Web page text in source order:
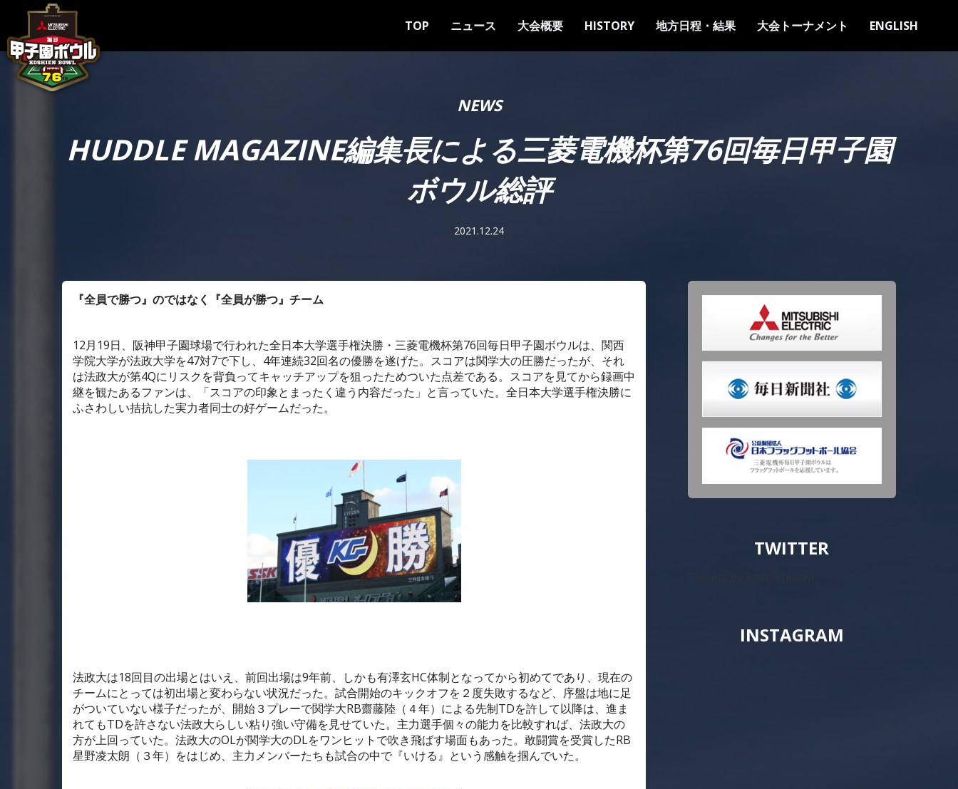
TOP ニュース 大会概要 HISTORY 地方日程・結果 大会トーナメント ENGLISH
NEWS
HUDDLE MAGAZINE編集長による三菱電機杯第76回毎日甲子園
ボウル総評
2021.12.24
『全員で勝つ』のではなく『全員が勝つ』チーム
12月 19日、阪神甲子園球場で行われた全日本大学選手権決勝・三菱電機杯第76回毎日甲子園ボウルは、関西
学院大学が法政大学を47対7で下し、 4年連続32回名の優勝を遂げた。スコアは関学大の圧勝だったが、それ
は法政大が第4Qにリスクを背負ってキャッチアップを狙ったためついた点差である。スコアを見てから録画中
継を観たあるファンは、「スコアの印象とまったく違う内容だった」と言っていた。全日本大学選手権決勝に
ふさわしい拮抗した実力者同士の好ゲームだった。
法政大は18回目の出場とはいえ、前回出場は9年前、しかも有澤玄HC体制となってから初めてであり、現在の
チームにとっては初出場と変わらない状況だった。試合開始のキックオフを２度失敗するなど、序盤は地に足
がついていない様子だったが、開始３プレーで関学大RB齋藤陸（４年）による先制TDを許して以降は、進ま
れてもTDを許さない法政大らしい粘り強い守備を見せていた。主力選手個々の能力を比較すれば、法政大の
方が上回っていた。法政大のOLが関学大のDLをワンヒットで吹き飛ばす場面もあった。敢闘賞を受賞したRB
星野凌太朗（３年）をはじめ、主力メンバーたちも試合の中で『いける』という感触を掴んでいた。
TWITTER
INSTAGRAM